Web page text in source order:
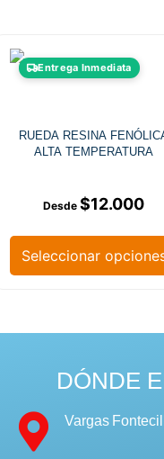
Entrega Inmediata
RUEDA RESINA
ALTA TEMPERATURA
$12.000
Seleccionar
DÓNDE
Vargas